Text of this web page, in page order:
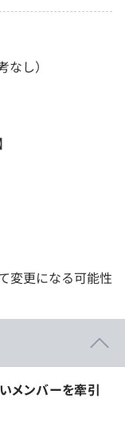
し）
変更になる可能性
メンバーを牽引